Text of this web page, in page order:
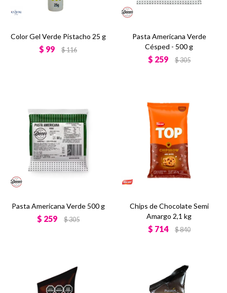
Color Gel Verde Pistacho 25 g
$ 99 $116
Pasta Americana Verde
Césped - 500 g
$ 259 $305
Pasta Americana Verde 500 g
$ 259 $305
Chips de Chocolate Semi
Amargo 2,1 kg
$ 714 $840